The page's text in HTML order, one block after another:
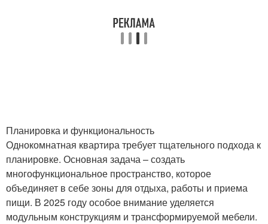
Планировка и функциональность
Однокомнатная квартира требует тщательного подхода к
планировке. Основная задача – создать
многофункциональное пространство, которое
объединяет в себе зоны для отдыха, работы и приема
пищи. В 2025 году особое внимание уделяется
модульным конструкциям и трансформируемой мебели.